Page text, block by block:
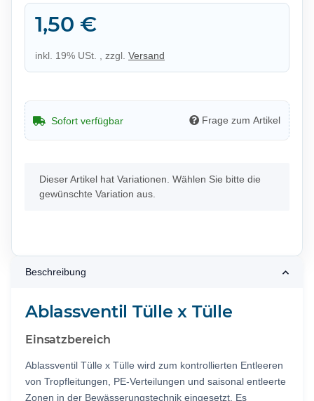
1,50 €
inkl. 19% USt. , zzgl. Versand
Sofort verfügbar Frage zum Artikel
x
Dieser Artikel hat Variationen. Wählen Sie bitte die
gewünschte Variation aus.
Beschreibung
Ablassventil Tülle x Tülle
Einsatzbereich
Ablassventil Tülle x Tülle wird zum kontrollierten Entleeren
von Tropfleitungen, PE-Verteilungen und saisonal entleerte
Zonen in der Bewässerungstechnik eingesetzt. Es